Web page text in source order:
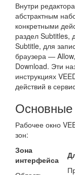
Внутри
абстрактным
конкретными
раздел Subtitles,
Subtitle, для
браузера —
Download. Эти
инструкциях
действий в
Основные
Рабочее окно
зон:
Зона
интерфейса